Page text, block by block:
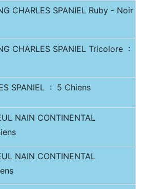
CHARLES SPANIEL Ruby - Noir
CHARLES SPANIEL Tricolore :
SPANIEL : 5 Chiens
NAIN CONTINENTAL
NAIN CONTINENTAL